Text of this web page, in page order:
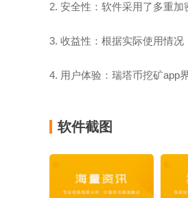
2. 安全性：软件采用了多重加
3. 收益性：根据实际使用情况
4. 用户体验：瑞塔币挖矿app
软件截图